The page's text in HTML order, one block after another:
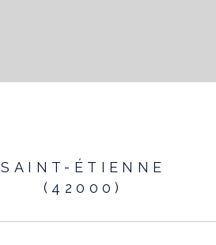
SAINT-ÉTIENNE
(42000)